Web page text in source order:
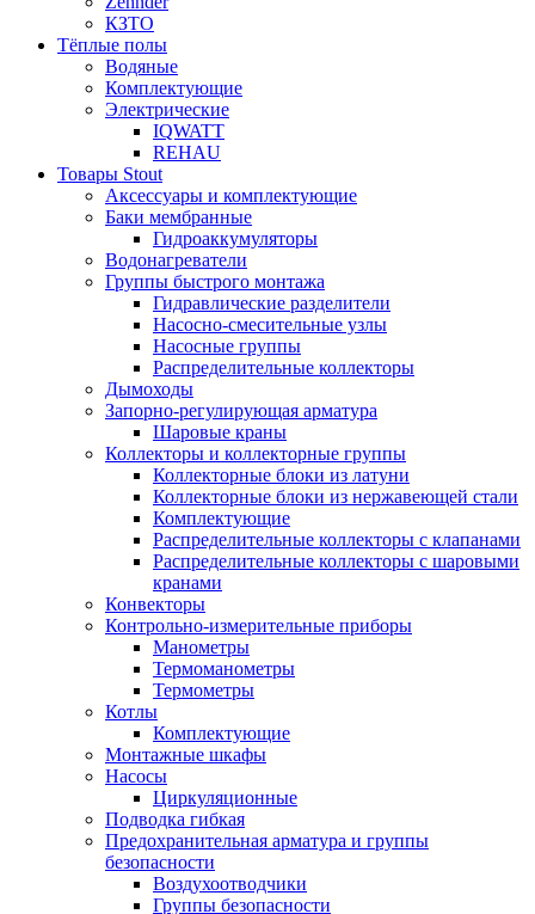
КЗТО
Тёплые полы
Водяные
Комплектующие
Электрические
IQWATT
REHAU
Товары Stout
Аксессуары и комплектующие
Баки мембранные
Гидроаккумуляторы
Водонагреватели
Группы быстрого монтажа
Гидравлические разделители
Насосно-смесительные узлы
Насосные группы
Распределительные коллекторы
Дымоходы
Запорно-регулирующая арматура
Шаровые краны
Коллекторы и коллекторные группы
Коллекторные блоки из латуни
Коллекторные блоки из нержавеющей стали
Комплектующие
Распределительные коллекторы с клапанами
Распределительные коллекторы с шаровыми
кранами
Конвекторы
Контрольно-измерительные приборы
Манометры
Термоманометры
Термометры
Котлы
Комплектующие
Монтажные шкафы
Насосы
Циркуляционные
Подводка гибкая
Предохранительная арматура и группы
безопасности
Воздухоотводчики
Группы безопасности